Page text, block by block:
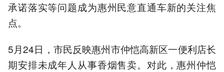
承诺落实等问题成为惠州民意直通车新的关注焦
点。
5月24日，市民反映惠州市仲恺高新区一便利店长
期安排未成年人从事香烟售卖。对此，惠州仲恺